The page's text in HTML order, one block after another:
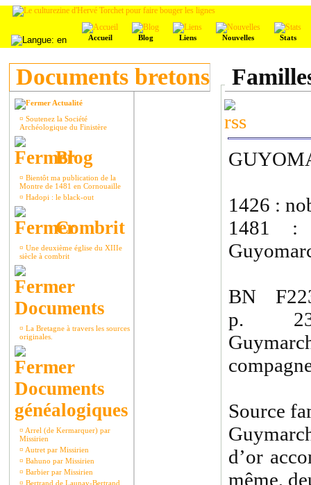
Accueil Blog Liens Nouvelles Stats
Documents bretons
Actualité
¤ Soutenez la Société
Archéologique du Finistère
Blog
¤ Bientôt ma publication de la
Montre de 1481 en Cornouaille
¤ Hadopi : le black-out
Combrit
¤ Une deuxième église du XIIIe
siècle à combrit
Documents
¤ La Bretagne à travers les sources
originales.
Documents
généalogiques
¤ Arrel (de Kermarquer) par
Missirien
¤ Autret par Missirien
¤ Bahuno par Missirien
¤ Barbier par Missirien
¤ Bertrand de Launay-Bertrand
1426 :
1481 :
BN
p.
Source
d’or
même,